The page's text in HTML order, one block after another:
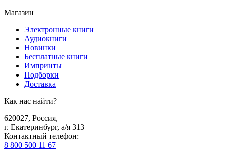
Магазин
Электронные книги
Аудиокниги
Новинки
Бесплатные книги
Импринты
Подборки
Доставка
Как нас найти?
620027, Россия,
г. Екатеринбург, а/я 313
Контактный телефон:
8 800 500 11 67